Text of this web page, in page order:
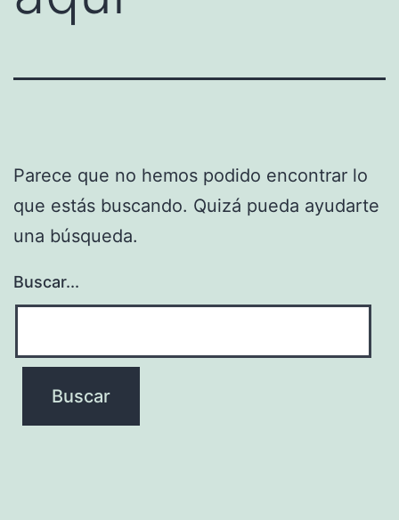
Parece que no hemos podido encontrar lo
que estás buscando. Quizá pueda ayudarte
una búsqueda.
Buscar...